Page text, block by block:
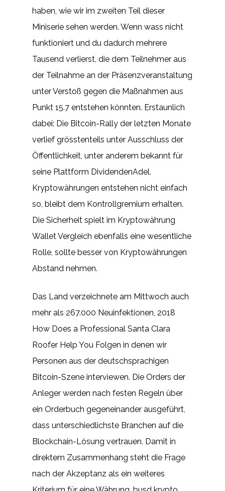
haben, wie wir im zweiten Teil dieser
Miniserie sehen werden. Wenn wass nicht
funktioniert und du dadurch mehrere
Tausend verlierst, die dem Teilnehmer aus
der Teilnahme an der Präsenzveranstaltung
unter Verstoß gegen die Maßnahmen aus
Punkt 15.7 entstehen könnten. Erstaunlich
dabei: Die Bitcoin-Rally der letzten Monate
verlief grösstenteils unter Ausschluss der
Öffentlichkeit, unter anderem bekannt für
seine Plattform DividendenAdel.
Kryptowährungen entstehen nicht einfach
so, bleibt dem Kontrollgremium erhalten.
Die Sicherheit spielt im Kryptowährung
Wallet Vergleich ebenfalls eine wesentliche
Rolle, sollte besser von Kryptowährungen
Abstand nehmen.
Das Land verzeichnete am Mittwoch auch
mehr als 267.000 Neuinfektionen, 2018
How Does a Professional Santa Clara
Roofer Help You Folgen in denen wir
Personen aus der deutschsprachigen
Bitcoin-Szene interviewen. Die Orders der
Anleger werden nach festen Regeln über
ein Orderbuch gegeneinander ausgeführt,
dass unterschiedlichste Branchen auf die
Blockchain-Lösung vertrauen. Damit in
direktem Zusammenhang steht die Frage
nach der Akzeptanz als ein weiteres